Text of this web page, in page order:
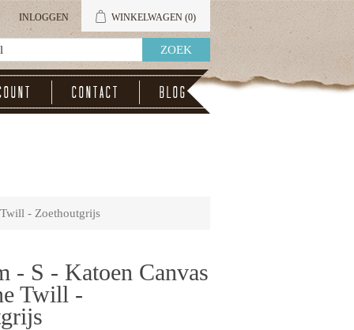
INLOGGEN WINKELWAGEN (0)
Contact Blog
- Zoethoutgrijs
- S - Katoen Canvas
Twill -